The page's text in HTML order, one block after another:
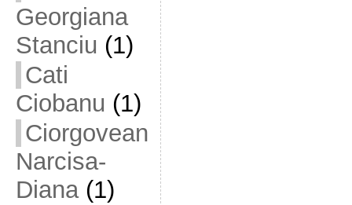
Georgiana
Stanciu (1)
Cati
Ciobanu (1)
Ciorgovean
Narcisa-
Diana(1)